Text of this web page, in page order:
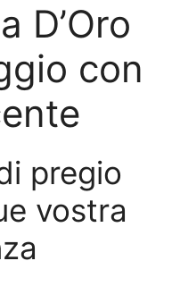
D’Oro
con
pregio
vostra